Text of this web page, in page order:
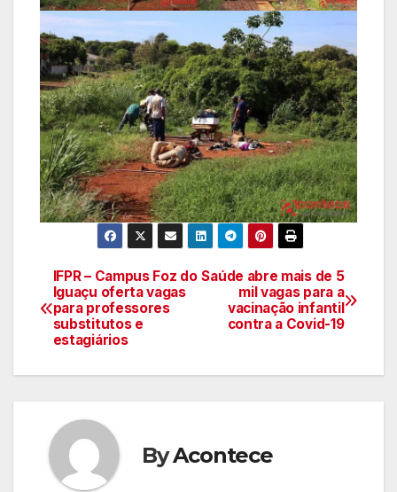
Navegação
de
artigos
Saúde abre mais de 5
mil vagas para a
vacinação infantil
contra a Covid-19
IFPR – Campus Foz do
Iguaçu oferta vagas
para professores
substitutos e
estagiários
ByAcontece